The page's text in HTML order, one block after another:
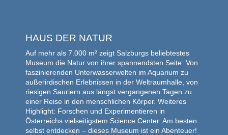
HAUS DER NATUR
Auf mehr als 7.000 m² zeigt Salzburgs beliebtestes
Museum die Natur von ihrer spannendsten Seite: Von
faszinierenden Unterwasserwelten im Aquarium zu
außerirdischen Erlebnissen in der Weltraumhalle, von
riesigen Sauriern aus längst vergangenen Tagen zu
einer Reise in den menschlichen Körper. Weiteres
Highlight: Forschen und Experimentieren in
Österreichs vielseitigstem Science Center. Am besten
selbst entdecken – dieses Museum ist ein Abenteuer!